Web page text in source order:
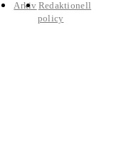
Arkiv Redaktionell
policy